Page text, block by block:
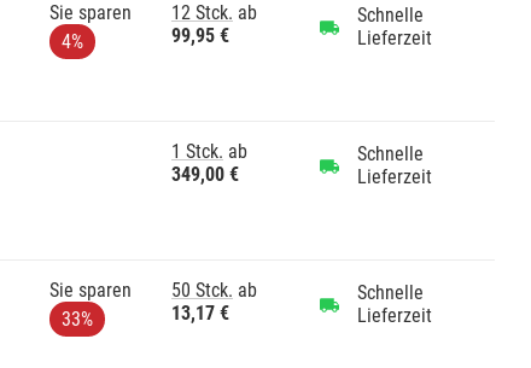
Sie sparen
4%
12 Stck. ab
99,95 €
Schnelle
Lieferzeit
1 Stck. ab
349,00 €
Schnelle
Lieferzeit
Sie sparen
33%
50 Stck. ab
13,17 €
Schnelle
Lieferzeit